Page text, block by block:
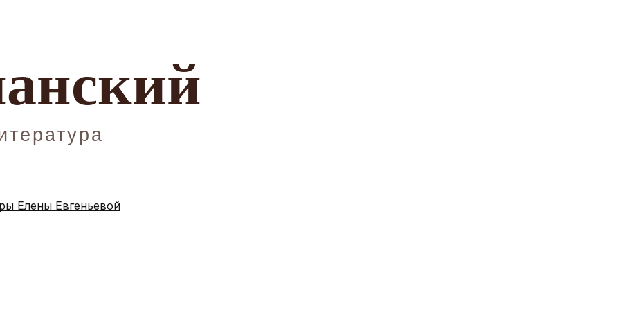
Елены Евгеньевой